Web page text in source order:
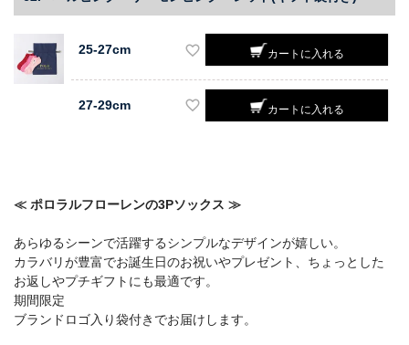
25-27cm カートに入れる
27-29cm カートに入れる
≪ ポロラルフローレンの3Pソックス ≫
あらゆるシーンで活躍するシンプルなデザインが嬉しい。
カラバリが豊富でお誕生日のお祝いやプレゼント、ちょっとした
お返しやプチギフトにも最適です。
期間限定
ブランドロゴ入り袋付きでお届けします。